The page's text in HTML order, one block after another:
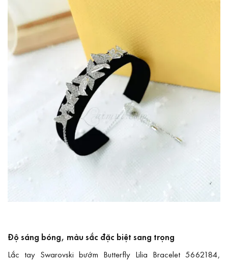
Độ sáng bóng, màu sắc đặc biệt sang trọng
Lắc tay Swarovski bướm Butterfly Lilia Bracelet 5662184,